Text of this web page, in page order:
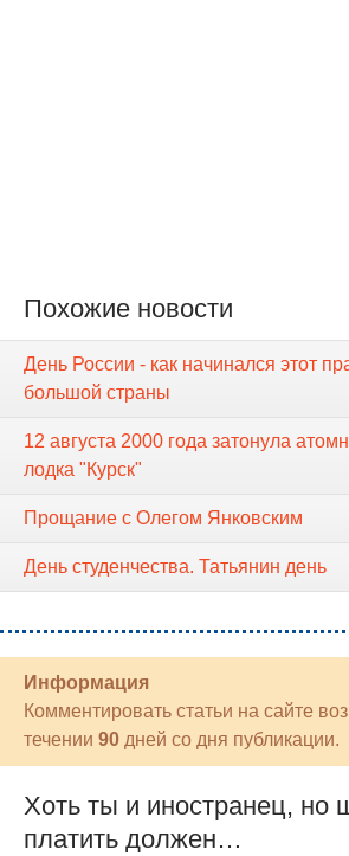
Похожие новости
День России - как начинался этот
большой страны
12 августа 2000 года затонула
лодка "Курск"
Прощание с Олегом Янковским
День студенчества. Татьянин день
Информация
Комментировать статьи на сайте
течении 90 дней со дня публикации.
Хоть ты и иностранец, но
платить должен…